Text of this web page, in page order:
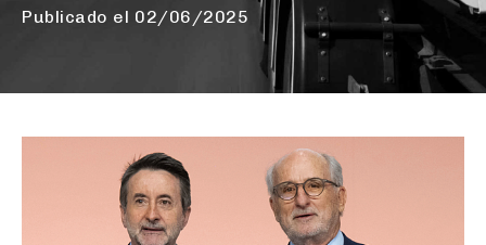
Publicado el 02/06/2025